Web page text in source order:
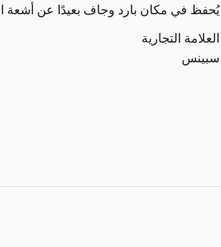
يُحفظ في مكان بارد وجاف بعيدًا عن أشعة
العلامة التجارية
سبينس